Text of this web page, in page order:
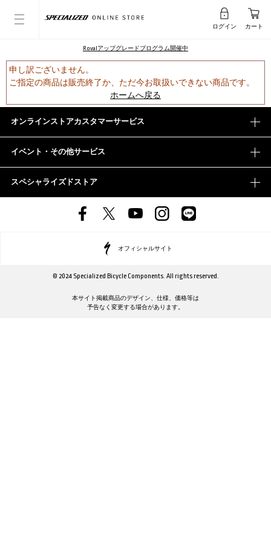
ログイン カート
Rovalアップグレードプログラム開催中
申し訳ございません。
ご指定の商品は販売終了か、ただ今お取扱いできない商品です。
ホームへ戻る
オンラインストアカスタマーサービス
イベント・その他サービス
スペシャライズドストア
オフィシャルサイト
© 2024 Specialized Bicycle Components. All rights reserved.
本サイト掲載商品のデザイン、仕様、価格等は
予告なく変更する場合があります。